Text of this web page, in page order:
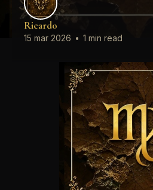
Ricardo
15 mar 2026 • 1 min read